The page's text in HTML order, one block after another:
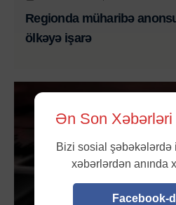
Regionda müharibə
ölkəyə işarə
Ən Son Xəbərləri
Bizi sosial şəbəkələrdə
xəbərlərdən anında
Facebook-